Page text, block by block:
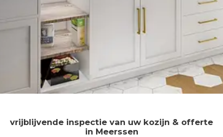
vrijblijvende inspectie van uw kozijn & offerte
in Meerssen